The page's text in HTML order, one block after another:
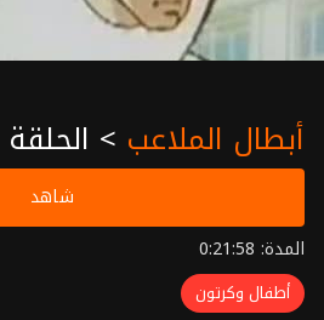
أبطال الملاعب > الحلقة 2
شاهد
المدة: 0:21:58
أطفال وكرتون